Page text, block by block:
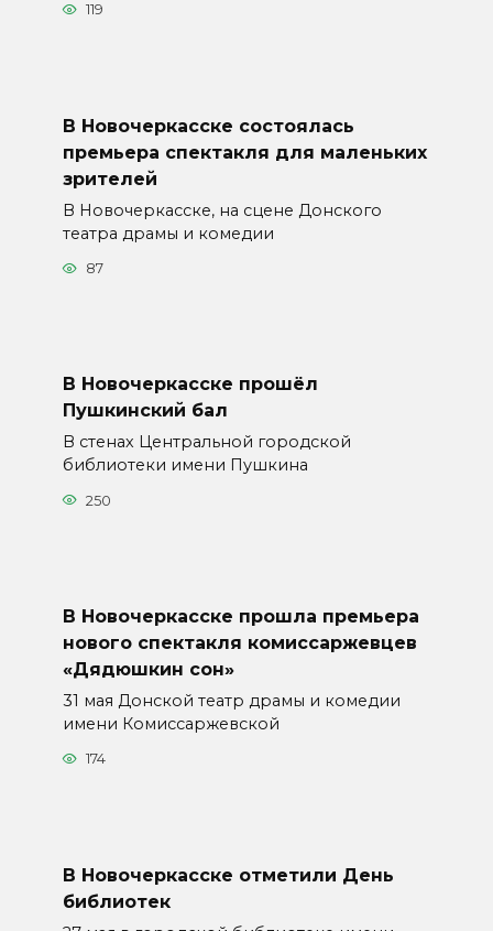
119
В Новочеркасске состоялась
премьера спектакля для маленьких
зрителей
В Новочеркасске, на сцене Донского
театра драмы и комедии
87
В Новочеркасске прошёл
Пушкинский бал
В стенах Центральной городской
библиотеки имени Пушкина
250
В Новочеркасске прошла премьера
нового спектакля комиссаржевцев
«Дядюшкин сон»
31 мая Донской театр драмы и комедии
имени Комиссаржевской
174
В Новочеркасске отметили День
библиотек